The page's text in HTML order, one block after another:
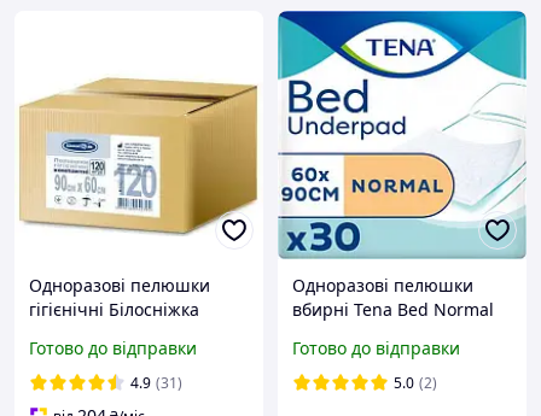
Одноразові пелюшки
гігієнічні Білосніжка
шт.
Готово до відправки
4.9 (31)
Одноразові пелюшки
вбирні Tena Bed Normal
Готово до відправки
5.0 (2)